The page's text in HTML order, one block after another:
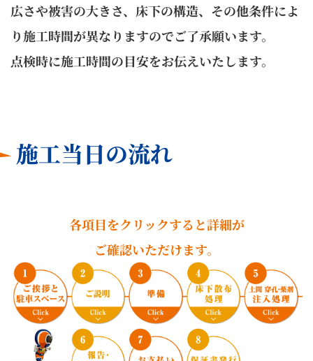
広さや被害の大きさ、床下の構造、その他条件によ
り施工時間が異なりますのでご了承願います。
点検時に施工時間の目安をお伝えいたします。
施工当日の流れ
各項目をクリックすると詳細が
ご確認いただけます。